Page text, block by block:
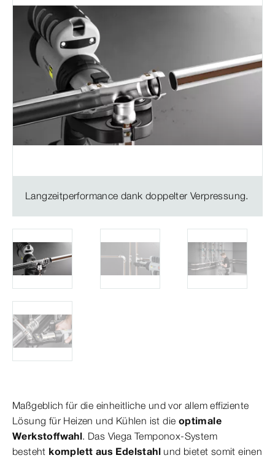
Langzeitperformance dank doppelter Verpressung.
Maßgeblich für die einheitliche und vor allem effiziente
Lösung für Heizen und Kühlen ist die optimale
Werkstoffwahl. Das Viega Temponox-System
besteht komplett aus Edelstahl und bietet somit einen